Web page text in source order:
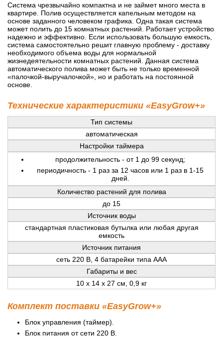
Система чрезвычайно компактна и не займет много места в
квартире. Полив осуществляется капельным методом на
основе заданного человеком графика. Одна такая система
может полить до 15 комнатных растений. Работает устройство
надежно и эффективно. Если использовать большую емкость,
система самостоятельно решит главную проблему - доставку
необходимого объема воды для нормальной
жизнедеятельности комнатных растений. Данная система
автоматического полива может быть не только временной
«палочкой-выручалочкой», но и работать на постоянной
основе.
Технические характеристики «EasyGrow+»
Тип системы
автоматическая
Настройки таймера
продолжительность - от 1 до 99 секунд;
периодичность - 1 раз за 12 часов или 1 раз в 1-15
дней.
Количество растений для полива
до 15
Источник воды
стандартная пластиковая бутылка или любая другая
емкость
Источник питания
сеть 220 В, 4 батарейки типа ААА
Габариты и вес
10 x 14 x 27 см, 0,9 кг
Комплект поставки «EasyGrow+»
Блок управления (таймер).
Блок питания от сети 220 В.